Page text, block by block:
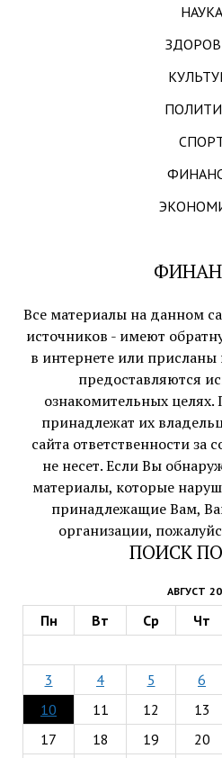
НАУКА
Все материалы на данном
источников - имеют
в интернете или присланы
предоставляются
ознакомительных
принадлежат их
сайта ответственности за
не несет. Если Вы
материалы, которые
принадлежащие Вам,
организации,
ПОИСК
АВГУСТ
Пн Вт Ср Чт
3
4 5 6
10
11 12 13
17
18 19 20